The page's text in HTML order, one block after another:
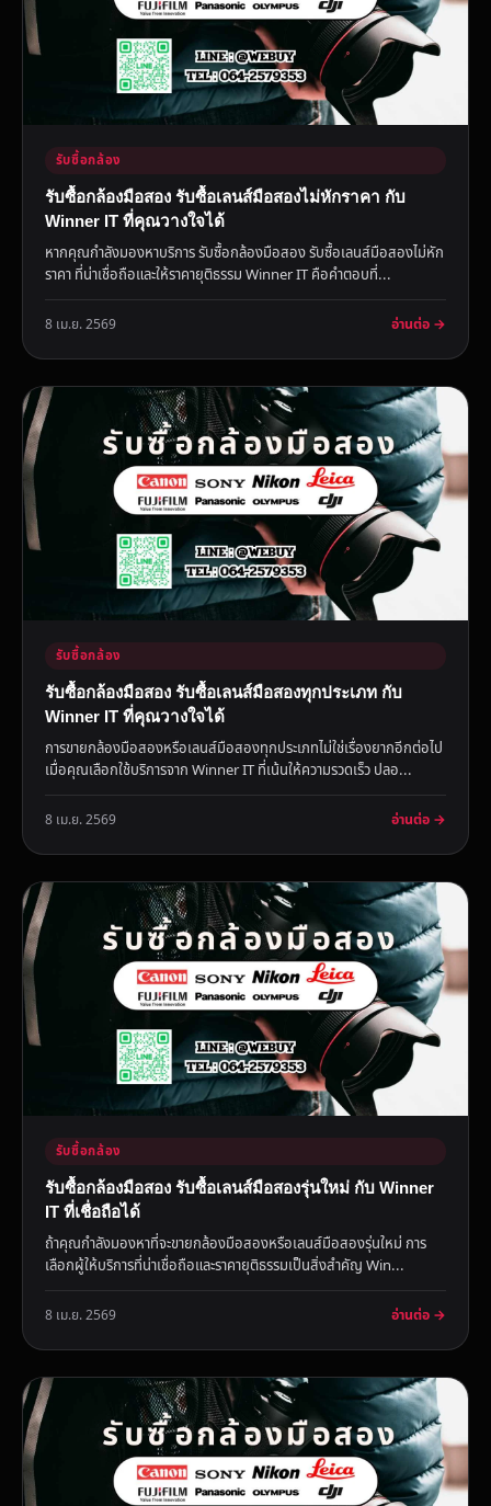
รับซื้อกล้อง
รับซื้อกล้องมือสอง รับซื้อเลนส์มือสองไม่หักราคา กับ
Winner IT ที่คุณวางใจได้
หากคุณกำลังมองหาบริการ รับซื้อกล้องมือสอง รับซื้อเลนส์มือสองไม่หัก
ราคา ที่น่าเชื่อถือและให้ราคายุติธรรม Winner IT คือคำตอบที่...
8 เม.ย. 2569 อ่านต่อ →
รับซื้อกล้อง
รับซื้อกล้องมือสอง รับซื้อเลนส์มือสองทุกประเภท กับ
Winner IT ที่คุณวางใจได้
การขายกล้องมือสองหรือเลนส์มือสองทุกประเภทไม่ใช่เรื่องยากอีกต่อไป
เมื่อคุณเลือกใช้บริการจาก Winner IT ที่เน้นให้ความรวดเร็ว ปลอ...
8 เม.ย. 2569 อ่านต่อ →
รับซื้อกล้อง
รับซื้อกล้องมือสอง รับซื้อเลนส์มือสองรุ่นใหม่ กับ Winner
IT ที่เชื่อถือได้
ถ้าคุณกำลังมองหาที่จะขายกล้องมือสองหรือเลนส์มือสองรุ่นใหม่ การ
เลือกผู้ให้บริการที่น่าเชื่อถือและราคายุติธรรมเป็นสิ่งสำคัญ Win...
8 เม.ย. 2569 อ่านต่อ →